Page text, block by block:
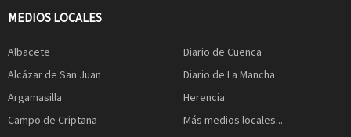
MEDIOS LOCALES
Albacete
Alcázar de San Juan
Argamasilla
Campo de Criptana
Diario de Cuenca
Diario de La Mancha
Herencia
Más medios locales...